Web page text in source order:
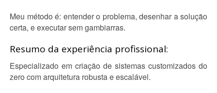
Meu método é: entender o problema, desenhar a solução
certa, e executar sem gambiarras.
Resumo da experiência profissional:
Especializado em criação de sistemas customizados do
zero com arquitetura robusta e escalável.